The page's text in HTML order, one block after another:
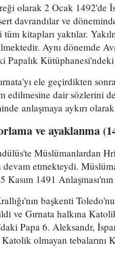
olarak 2 Ocak 1492'de
davrandılar ve
kitapları yaktılar.
Aynı dönemde
Papalık
ele geçirdikten
edilmesine dair sözlerini
anlaşmaya aykırı
ve ayaklanma
Müslümanlardan
etmekteydi.
Kasım 1491
başkenti
ve Gırnata halkına
Papa 6. Aleksandr,
olmayan